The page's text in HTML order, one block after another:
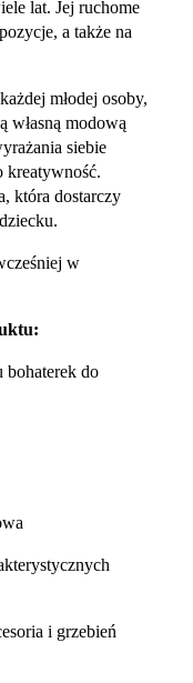
lat. Jej ruchome
a także na
młodej osoby,
własną modową
siebie
kreatywność.
która dostarczy
w
bohaterek do
i grzebień